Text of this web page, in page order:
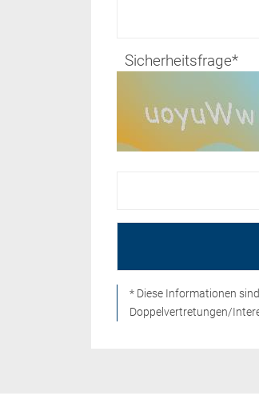
Sicherheitsfrage*
* Diese Informationen
Doppelvertretungen/